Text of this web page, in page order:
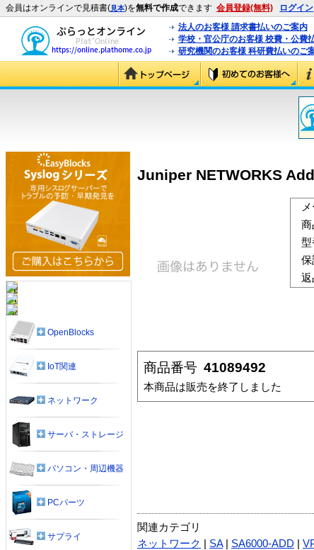
会員はオンラインで見積書(見本)を無料で作成できます 会員登録(無料) ログイン
法人のお客様 請求書払いのご案内
学校・官公庁のお客様 校費・公費
研究機関のお客様 科研費払いのご
Juniper NETWORKS
商
型
保
返
商品番号 41089492
本商品は販売を終了しました
関連カテゴリ
ネットワーク
SA| SA6000-ADD
OpenBlocks
IoT関連
ネットワーク
サーバ・ストレージ
パソコン・周辺機器
PCパーツ
サプライ